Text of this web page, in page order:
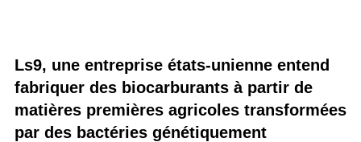
Ls9, une entreprise états-unienne entend
fabriquer des biocarburants à partir de
matières premières agricoles transformées
par des bactéries génétiquement